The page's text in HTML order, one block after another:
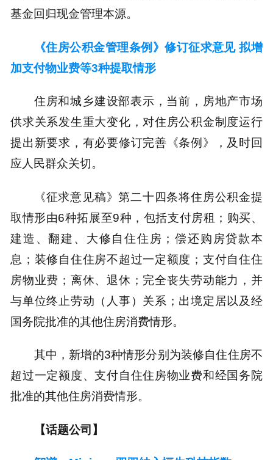
基金回归现金管理本源。
《住房公积金管理条例》修订征求意见 拟增
加支付物业费等3种提取情形
住房和城乡建设部表示，当前，房地产市场
供求关系发生重大变化，对住房公积金制度运行
提出新要求，有必要修订完善《条例》，及时回
应人民群众关切。
《征求意见稿》第二十四条将住房公积金提
取情形由6种拓展至9种，包括支付房租；购买、
建造、翻建、大修自住住房；偿还购房贷款本
息；装修自住住房不超过一定额度；支付自住住
房物业费；离休、退休；完全丧失劳动能力，并
与单位终止劳动（人事）关系；出境定居以及经
国务院批准的其他住房消费情形。
其中，新增的3种情形分别为装修自住住房不
超过一定额度、支付自住住房物业费和经国务院
批准的其他住房消费情形。
【话题公司】